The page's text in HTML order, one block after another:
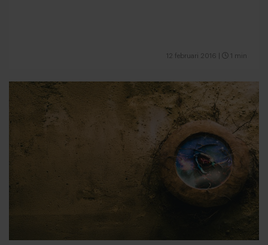
12 februari 2016 1 min